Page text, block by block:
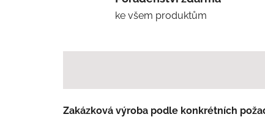
ke všem produktům
Zakázková výroba podle konkrétních